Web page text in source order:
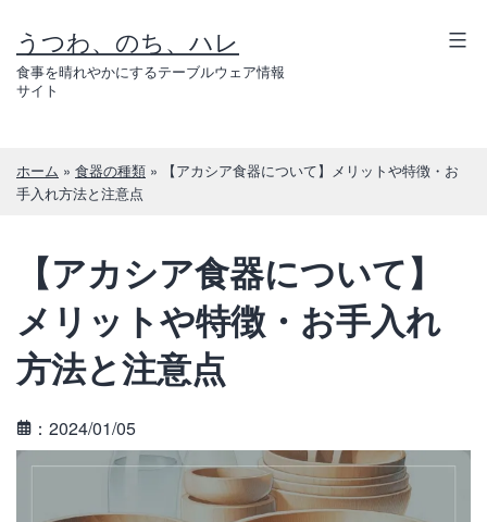
うつわ、のち、ハレ
食事を晴れやかにするテーブルウェア情報
サイト
ホーム » 食器の種類 »
【アカシア食器について】メリットや特徴・お
手入れ方法と注意点
【アカシア食器について】
メリットや特徴・お手入れ
方法と注意点
：2024/01/05